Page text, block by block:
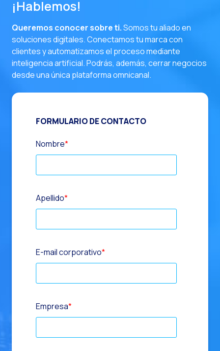
¡Hablemos!
Queremos conocer sobre ti.Somos tu aliado en
soluciones digitales. Conectamos tu marca con
clientes y automatizamos el proceso mediante
inteligencia artificial. Podrás, además, cerrar negocios
desde una única plataforma omnicanal.
FORMULARIO DE CONTACTO
Nombre*
Apellido*
E-mail corporativo*
Empresa*